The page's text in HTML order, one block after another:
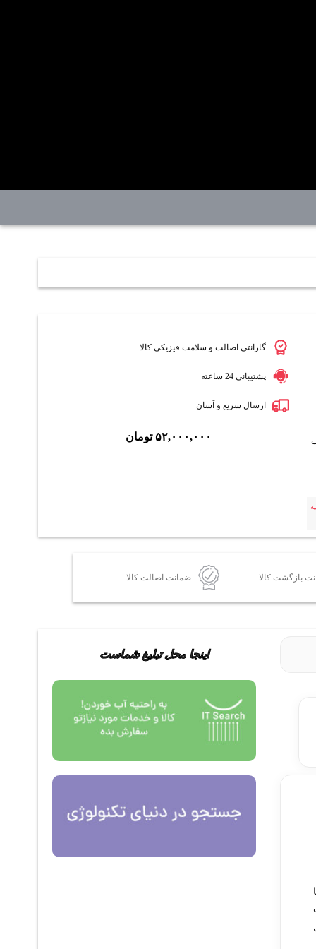
گارانتی اصالت و سلامت فیزیکی کالا
پشتیبانی 24 ساعته
ارسال سریع و آسان
۵۲,۰۰۰,۰۰۰ تومان
ضمانت اصالت کالا
اینجا محل تبلیغ شماست